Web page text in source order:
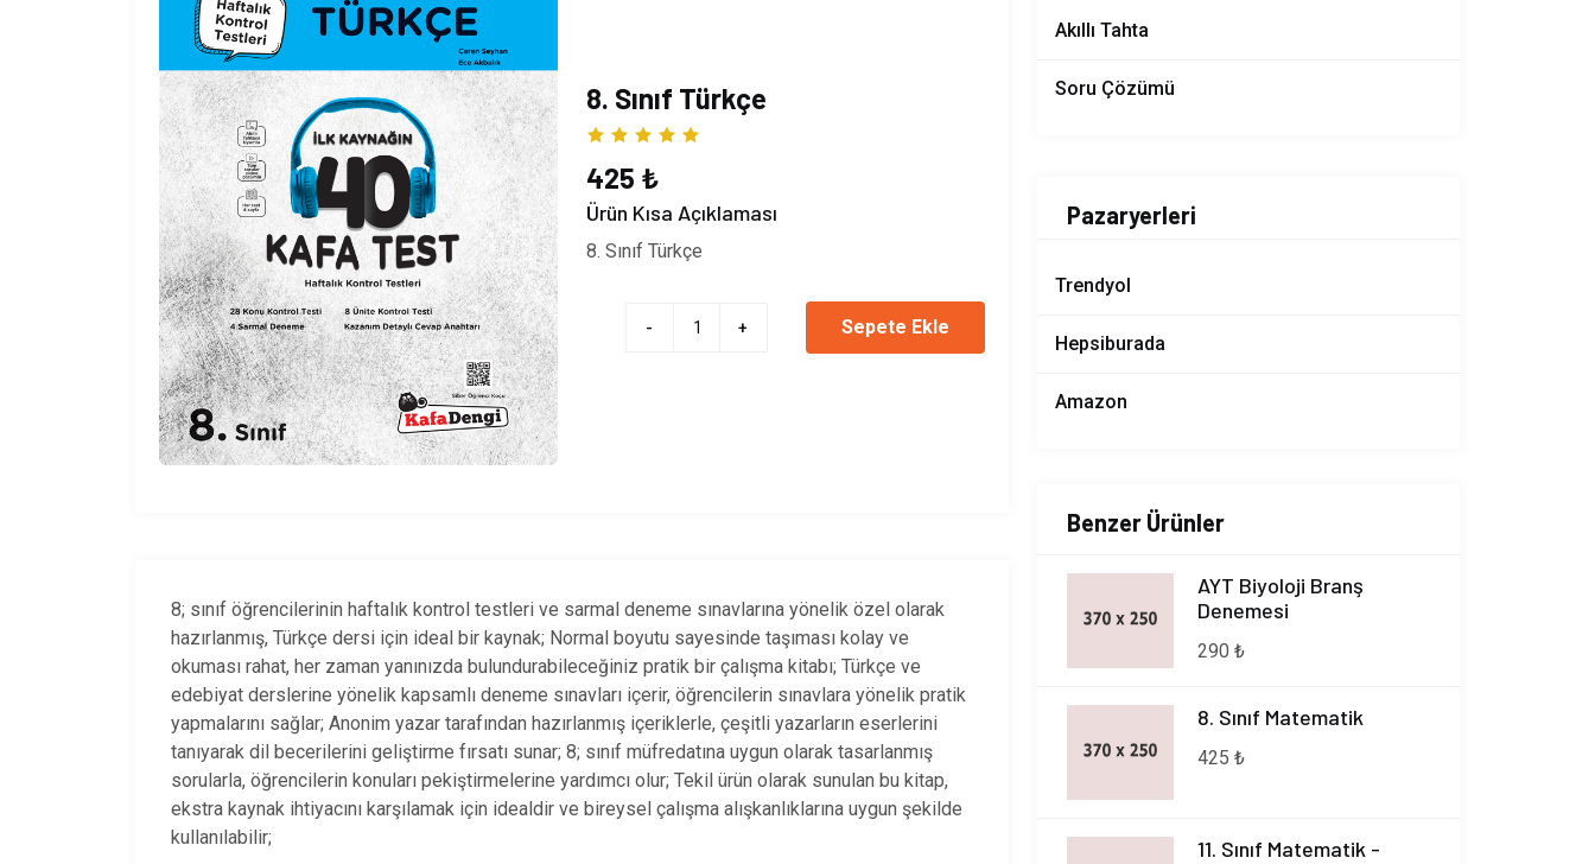
8. Sınıf Türkçe
425 ₺
Ürün Kısa Açıklaması
8. Sınıf Türkçe
- + Sepete Ekle
8; sınıf öğrencilerinin haftalık kontrol testleri ve sarmal deneme sınavlarına yönelik özel olarak
hazırlanmış, Türkçe dersi için ideal bir kaynak; Normal boyutu sayesinde taşıması kolay ve
okuması rahat, her zaman yanınızda bulundurabileceğiniz pratik bir çalışma kitabı; Türkçe ve
edebiyat derslerine yönelik kapsamlı deneme sınavları içerir, öğrencilerin sınavlara yönelik pratik
yapmalarını sağlar; Anonim yazar tarafından hazırlanmış içeriklerle, çeşitli yazarların eserlerini
tanıyarak dil becerilerini geliştirme fırsatı sunar; 8; sınıf müfredatına uygun olarak tasarlanmış
sorularla, öğrencilerin konuları pekiştirmelerine yardımcı olur; Tekil ürün olarak sunulan bu kitap,
ekstra kaynak ihtiyacını karşılamak için idealdir ve bireysel çalışma alışkanlıklarına uygun şekilde
kullanılabilir;
Akıllı Tahta
Soru Çözümü
Pazaryerleri
Trendyol
Hepsiburada
Amazon
Benzer Ürünler
AYT Biyoloji Branş
Denemesi
290 ₺
8. Sınıf Matematik
425 ₺
11. Sınıf Matematik -